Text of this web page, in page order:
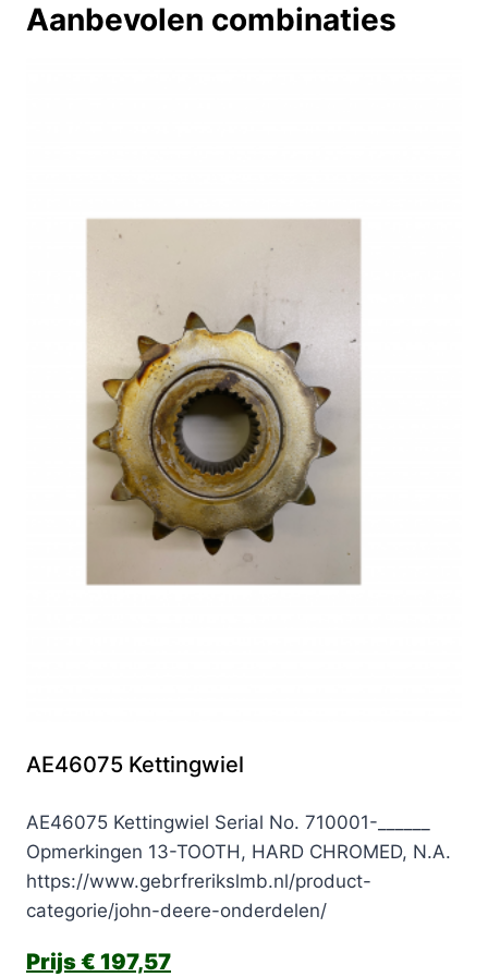
Aanbevolen combinaties
AE46075 Kettingwiel
AE46075 Kettingwiel Serial No. 710001-______
Opmerkingen 13-TOOTH, HARD CHROMED, N.A.
https://www.gebrfrerikslmb.nl/product-
categorie/john-deere-onderdelen/
€ 197,57